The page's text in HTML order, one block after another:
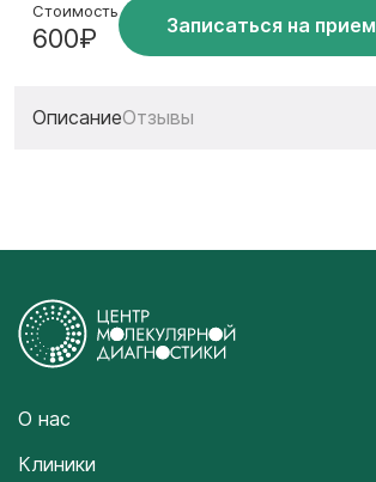
Стоимость
600₽ Записаться на прием
ОписаниеОтзывы
О нас
Клиники